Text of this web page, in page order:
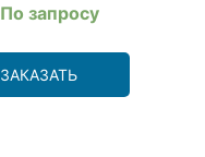
запросу
ЗАКАЗАТЬ